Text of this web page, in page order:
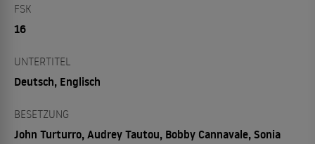
FSK
16
UNTERTITEL
Deutsch, Englisch
BESETZUNG
John Turturro, Audrey Tautou, Bobby Cannavale, Sonia